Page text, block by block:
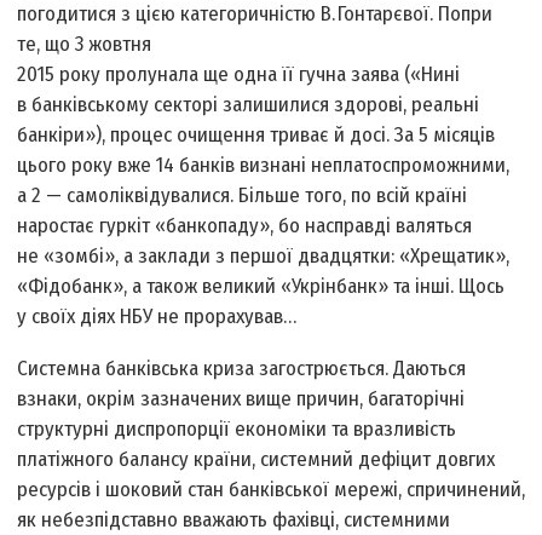
погодитися з цією категоричністю В. Гонтарєвої. Попри
те, що 3 жовтня
2015 року пролунала ще одна її гучна заява («Нині
в банківському секторі залишилися здорові, реальні
банкіри»), процес очищення триває й досі. За 5 місяців
цього року вже 14 банків визнані неплатоспроможними,
а 2 — самоліквідувалися. Більше того, по всій країні
наростає гуркіт «банкопаду», бо насправді валяться
не «зомбі», а заклади з першої двадцятки: «Хрещатик»,
«Фідобанк», а також великий «Укрінбанк» та інші. Щось
у своїх діях НБУ не прорахував…
Системна банківська криза загострюється. Даються
взнаки, окрім зазначених вище причин, багаторічні
структурні диспропорції економіки та вразливість
платіжного балансу країни, системний дефіцит довгих
ресурсів і шоковий стан банківської мережі, спричинений,
як небезпідставно вважають фахівці, системними